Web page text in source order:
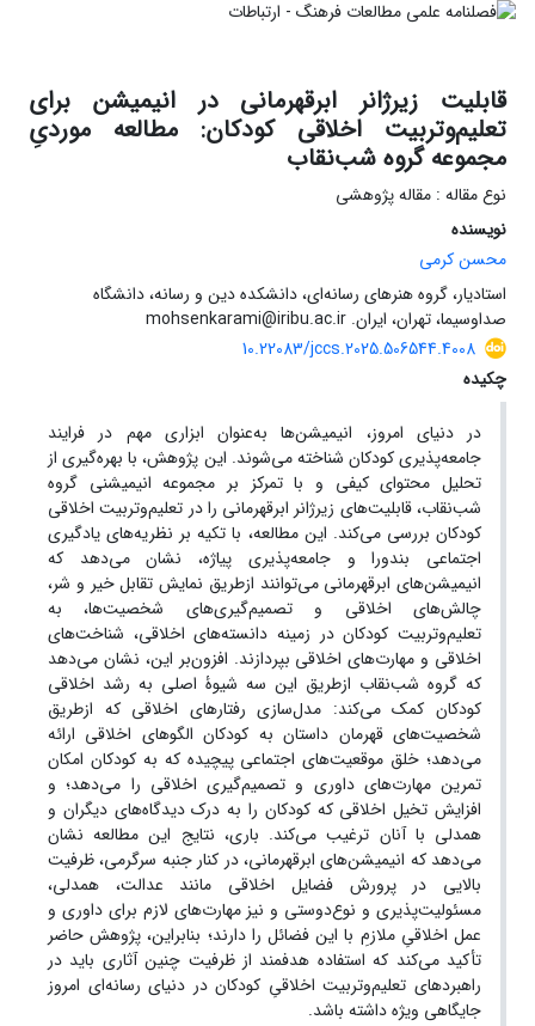
قابلیت زیرژانر ابرقهرمانی در انیمیشن برای
تعلیم‌وتربیت اخلاقی کودکان: مطالعه موردیِ
مجموعه گروه شب‌نقاب
نوع مقاله : مقاله پژوهشی
نویسنده
محسن کرمی
استادیار، گروه هنرهای رسانه‌ای، دانشکده دین و رسانه، دانشگاه
صداوسیما، تهران، ایران. mohsenkarami@iribu.ac.ir
10.22083/jccs.2025.506544.4008
چکیده
در دنیای امروز، انیمیشن‌ها به‌عنوان ابزاری مهم در فرایند
جامعه‌پذیری کودکان شناخته می‌شوند. این پژوهش، با بهره‌گیری از
تحلیل محتوای کیفی و با تمرکز بر مجموعه انیمیشنی گروه
شب‌نقاب، قابلیت‌های زیرژانر ابرقهرمانی را در تعلیم‌وتربیت اخلاقی
کودکان بررسی می‌کند. این مطالعه، با تکیه بر نظریه‌های یادگیری
اجتماعی بندورا و جامعه‌پذیری پیاژه، نشان می‌دهد که
انیمیشن‌های ابرقهرمانی می‌توانند ازطریق نمایش تقابل خیر و شر،
چالش‌های اخلاقی و تصمیم‌گیری‌های شخصیت‌ها، به
تعلیم‌وتربیت کودکان در زمینه دانسته‌های اخلاقی، شناخت‌های
اخلاقی و مهارت‌های اخلاقی بپردازند. افزون‌بر این، نشان می‌دهد
که گروه شب‌نقاب ازطریق این سه شیوۀ اصلی به رشد اخلاقی
کودکان کمک می‌کند: مدل‌سازی رفتارهای اخلاقی که ازطریق
شخصیت‌های قهرمان داستان به کودکان الگوهای اخلاقی ارائه
می‌دهد؛ خلق موقعیت‌های اجتماعی پیچیده که به کودکان امکان
تمرین مهارت‌های داوری و تصمیم‌گیری اخلاقی را می‌دهد؛ و
افزایش تخیل اخلاقی که کودکان را به درک دیدگاه‌های دیگران و
همدلی با آنان ترغیب می‌کند. باری، نتایج این مطالعه نشان
می‌دهد که انیمیشن‌های ابرقهرمانی، در کنار جنبه سرگرمی، ظرفیت
بالایی در پرورش فضایل اخلاقی مانند عدالت، همدلی،
مسئولیت‌پذیری و نوع‌دوستی و نیز مهارت‌های لازم برای داوری و
عمل اخلاقیِ ملازمِ با این فضائل را دارند؛ بنابراین، پژوهش حاضر
تأکید می‌کند که استفاده هدفمند از ظرفیت چنین آثاری باید در
راهبردهای تعلیم‌وتربیت اخلاقیِ کودکان در دنیای رسانه‌ای امروز
جایگاهی ویژه داشته باشد.